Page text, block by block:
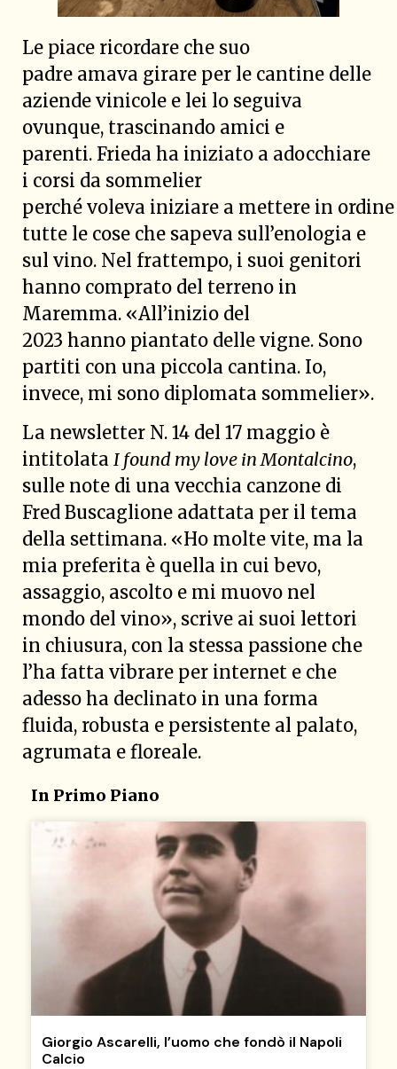
Le piace ricordare che suo
padre amava girare per le cantine delle
aziende vinicole e lei lo seguiva
ovunque, trascinando amici e
parenti. Frieda ha iniziato a adocchiare
i corsi da sommelier
perché voleva iniziare a mettere in ordine
tutte le cose che sapeva sull’enologia e
sul vino. Nel frattempo, i suoi genitori
hanno comprato del terreno in
Maremma. «All’inizio del
2023 hanno piantato delle vigne. Sono
partiti con una piccola cantina. Io,
invece, mi sono diplomata sommelier».
La newsletter N. 14 del 17 maggio è
intitolata I found my love in Montalcino,
sulle note di una vecchia canzone di
Fred Buscaglione adattata per il tema
della settimana. «Ho molte vite, ma la
mia preferita è quella in cui bevo,
assaggio, ascolto e mi muovo nel
mondo del vino», scrive ai suoi lettori
in chiusura, con la stessa passione che
l’ha fatta vibrare per internet e che
adesso ha declinato in una forma
fluida, robusta e persistente al palato,
agrumata e floreale.
In Primo Piano
Giorgio Ascarelli, l’uomo che fondò il Napoli
Calcio